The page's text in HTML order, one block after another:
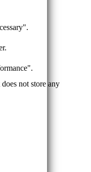
not store any